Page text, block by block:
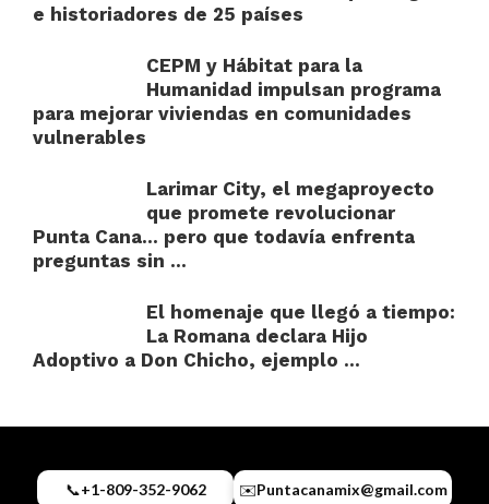
e historiadores de 25 países
CEPM y Hábitat para la
Humanidad impulsan programa
para mejorar viviendas en comunidades
vulnerables
Larimar City, el megaproyecto
que promete revolucionar
Punta Cana… pero que todavía enfrenta
preguntas sin ...
El homenaje que llegó a tiempo:
La Romana declara Hijo
Adoptivo a Don Chicho, ejemplo ...
📞+1-809-352-9062 ✉️Puntacanamix@gmail.com